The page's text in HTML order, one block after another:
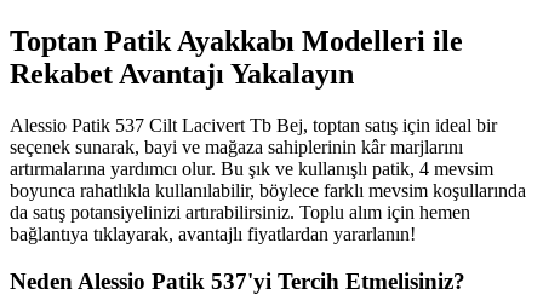
Toptan Patik Ayakkabı Modelleri ile
Rekabet Avantajı Yakalayın
Alessio Patik 537 Cilt Lacivert Tb Bej, toptan satış için ideal bir
seçenek sunarak, bayi ve mağaza sahiplerinin kâr marjlarını
artırmalarına yardımcı olur. Bu şık ve kullanışlı patik, 4 mevsim
boyunca rahatlıkla kullanılabilir, böylece farklı mevsim koşullarında
da satış potansiyelinizi artırabilirsiniz. Toplu alım için hemen
bağlantıya tıklayarak, avantajlı fiyatlardan yararlanın!
Neden Alessio Patik 537'yi Tercih Etmelisiniz?